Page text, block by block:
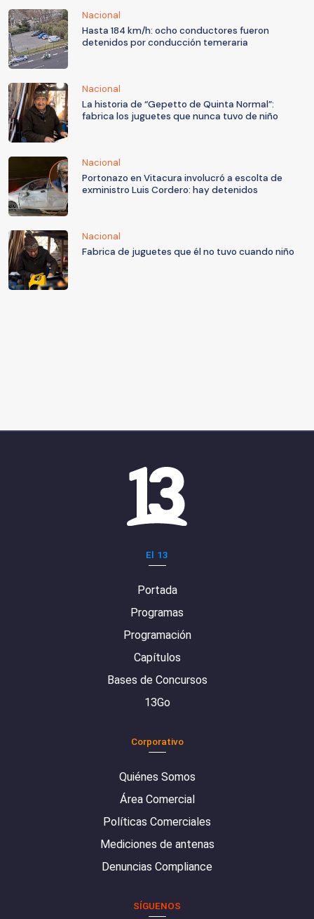
Nacional
Hasta 184 km/h: ocho conductores fueron
detenidos por conducción temeraria
Nacional
La historia de “Gepetto de Quinta Normal”:
fabrica los juguetes que nunca tuvo de niño
Nacional
Portonazo en Vitacura involucró a escolta de
exministro Luis Cordero: hay detenidos
Nacional
Fabrica de juguetes que él no tuvo cuando niño
El 13
Portada
Programas
Programación
Capítulos
Bases de Concursos
13Go
Corporativo
Quiénes Somos
Área Comercial
Políticas Comerciales
Mediciones de antenas
Denuncias Compliance
SÍGUENOS